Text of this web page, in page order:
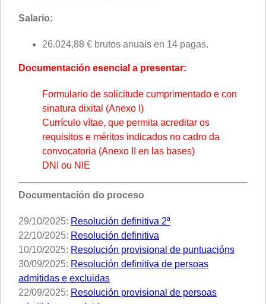
Salario:
26.024,88 € brutos anuais en 14 pagas.
Documentación esencial a presentar:
Formulario de solicitude cumprimentado e con
sinatura dixital (Anexo I)
Currículo vítae, que permita acreditar os
requisitos e méritos indicados no cadro da
convocatoria (Anexo II en las bases)
DNI ou NIE
Documentación do proceso
29/10/2025: Resolución definitiva 2ª
22/10/2025: Resolución definitiva
10/10/2025: Resolución provisional de puntuacións
30/09/2025: Resolución definitiva de persoas
admitidas e excluidas
22/09/2025: Resolución provisional de persoas